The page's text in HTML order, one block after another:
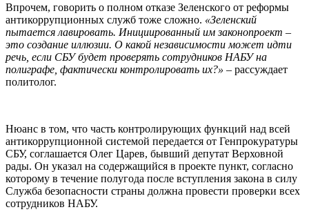
Впрочем, говорить о полном отказе Зеленского от реформы
антикоррупционных служб тоже сложно. «Зеленский
пытается лавировать. Инициированный им законопроект –
это создание иллюзии. О какой независимости может идти
речь, если СБУ будет проверять сотрудников НАБУ на
полиграфе, фактически контролировать их?» – рассуждает
политолог.
Нюанс в том, что часть контролирующих функций над всей
антикоррупционной системой передается от Генпрокуратуры
СБУ, соглашается Олег Царев, бывший депутат Верховной
рады. Он указал на содержащийся в проекте пункт, согласно
которому в течение полугода после вступления закона в силу
Служба безопасности страны должна провести проверки всех
сотрудников НАБУ.